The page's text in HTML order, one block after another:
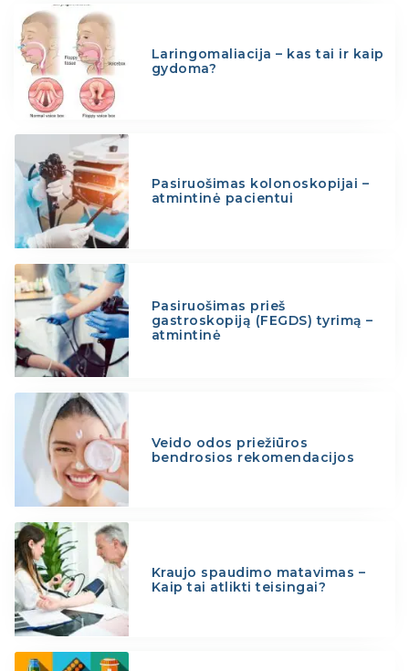
Laringomaliacija – kas tai ir kaip
gydoma?
Pasiruošimas kolonoskopijai –
atmintinė pacientui
Pasiruošimas prieš
gastroskopiją (FEGDS) tyrimą –
atmintinė
Veido odos priežiūros
bendrosios rekomendacijos
Kraujo spaudimo matavimas –
Kaip tai atlikti teisingai?